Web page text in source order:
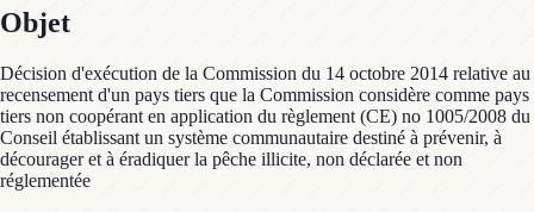
Objet
Décision d'exécution de la Commission du 14 octobre 2014 relative au
recensement d'un pays tiers que la Commission considère comme pays
tiers non coopérant en application du règlement (CE) no 1005/2008 du
Conseil établissant un système communautaire destiné à prévenir, à
décourager et à éradiquer la pêche illicite, non déclarée et non
réglementée